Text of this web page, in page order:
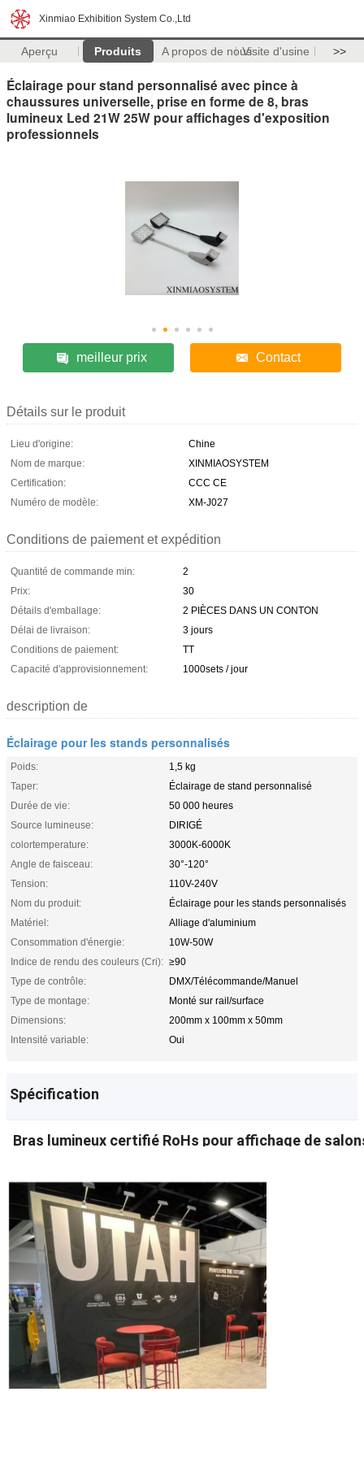
Xinmiao Exhibition System Co.,Ltd
Aperçu Produits A propos de nousVisite d'usine >>
Éclairage pour stand personnalisé avec pince à
chaussures universelle, prise en forme de 8, bras
lumineux Led 21W 25W pour affichages d'exposition
professionnels
meilleur prix Contact
Détails sur le produit
Lieu d'origine:
Chine
Nom de marque:
XINMIAOSYSTEM
Certification:
CCC CE
Numéro de modèle:
XM-J027
Conditions de paiement et expédition
Quantité de commande min:
2
Prix:
30
Détails d'emballage:
2 PIÈCES DANS UN CONTON
Délai de livraison:
3 jours
Conditions de paiement:
TT
Capacité d'approvisionnement:
1000sets / jour
description de
Éclairage pour les stands personnalisés
Poids:
1,5 kg
Taper:
Éclairage de stand personnalisé
Durée de vie:
50 000 heures
Source lumineuse:
DIRIGÉ
colortemperature:
3000K-6000K
Angle de faisceau:
30°-120°
Tension:
110V-240V
Nom du produit:
Éclairage pour les stands personnalisés
Matériel:
Alliage d'aluminium
Consommation d'énergie:
10W-50W
Indice de rendu des couleurs (Cri): ≥90
Type de contrôle:
DMX/Télécommande/Manuel
Type de montage:
Monté sur rail/surface
Dimensions:
200mm x 100mm x 50mm
Intensité variable:
Oui
Spécification
Bras lumineux certifié RoHs pour affichage de
La lumière LED Xinmiao 21 W est un luminaire
usage domestique et commercial. Il prend en
couleur réglable avec plusieurs couleurs de
d'aluminium et une lentille à haute transmission,
des yeux. Bénéficiant d'une durée de vie de 50
consommation d'énergie et des performances
scénarios intérieurs.
Bras lumineux certifié RoHs pour affichage de
commercial. Il prend en charge une large tension de 100 à
lumière. Adoptant une coque de dissipation thermique en
douce et sans scintillement, respectueuse des yeux.
installation facile, une faible consommation d'énergie et
divers scénarios intérieurs.